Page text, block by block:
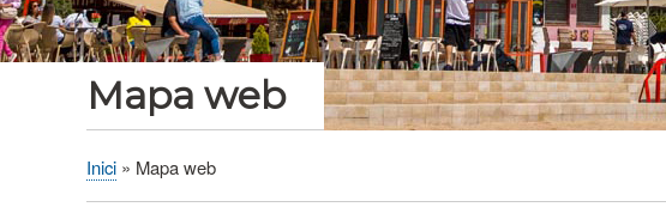
Mapa web
Fil
Inici Mapa web